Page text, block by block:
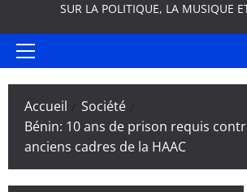
SUR LA POLITIQUE, LA MUSIQUE
Menu
Accueil
Société
Bénin: 10 ans de prison requis
anciens cadres de la HAAC